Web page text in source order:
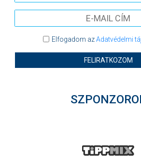
Elfogadom azAdatvédelmi
FELIRATKOZOM